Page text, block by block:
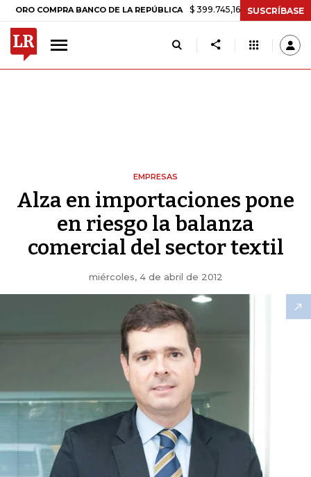
BANCO DE LA REPÚBLICA $ 399.745,16 +$ 2.295,71 +0,58%
SUSCRÍBASE
EMPRESAS
Alza en importaciones pone
en riesgo la balanza
comercial del sector textil
miércoles, 4 de abril de 2012